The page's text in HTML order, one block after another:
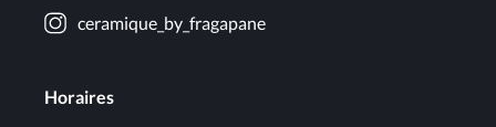
ceramique_by_fragapane
Horaires